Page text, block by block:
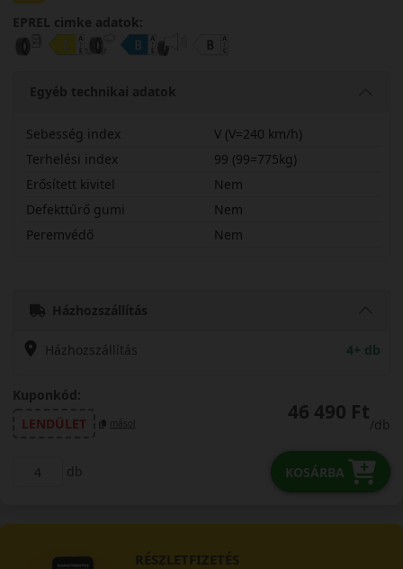
EPREL cimke adatok:
Egyéb technikai adatok
Sebesség index
V (V=240 km/h)
Terhelési index
99 (99=775kg)
Erősített kivitel
Nem
Defekttűrő gumi
Nem
Peremvédő
Nem
Házhozszállítás
Házhozszállítás 4+ db
Kuponkód:
LENDÜLET
másol 46 490 Ft
/db
db KOSÁRBA
RÉSZLETFIZETÉS